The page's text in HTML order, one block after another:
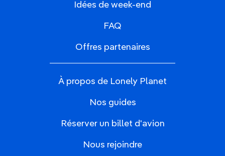
Idées de week-end
FAQ
Offres partenaires
À propos de Lonely Planet
Nos guides
Réserver un billet d'avion
Nous rejoindre